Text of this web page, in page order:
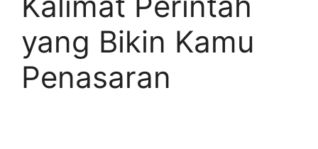
yang Bikin Kamu
Penasaran